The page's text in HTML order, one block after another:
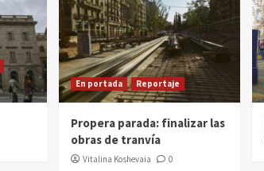
En portada Reportaje
Propera parada: finalizar las
obras de tranvía
Vitalina Koshevaia 0